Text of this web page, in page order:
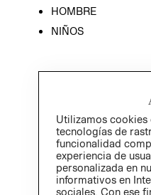
HOMBRE
NIÑOS
Utilizamos
tecnologías de
funcionalidad
experiencia de
personalizada en
informativos en
sociales. Con ese